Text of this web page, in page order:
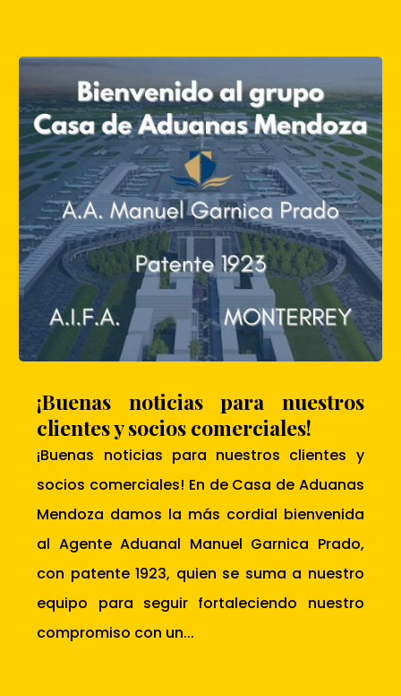
¡Buenas noticias para nuestros
clientes y socios comerciales!
¡Buenas noticias para nuestros clientes y
socios comerciales! En de Casa de Aduanas
Mendoza damos la más cordial bienvenida
al Agente Aduanal Manuel Garnica Prado,
con patente 1923, quien se suma a nuestro
equipo para seguir fortaleciendo nuestro
compromiso con un...